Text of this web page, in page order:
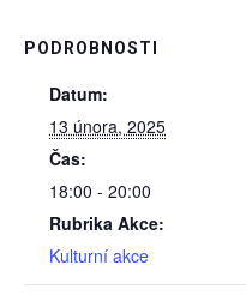
PODROBNOSTI
Datum:
13 února, 2025
Čas:
18:00 - 20:00
Rubrika Akce:
Kulturní akce